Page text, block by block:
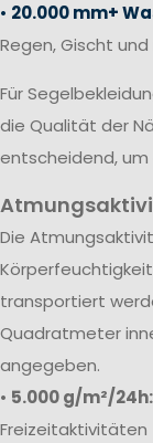
• 20.000 mm+
Regen, Gischt
Für
die Qualität der
entscheidend,
Die
transportiert
Quadratmeter
angegeben.
• 5.000 g/m²/24h:
Freizeitaktivitäten